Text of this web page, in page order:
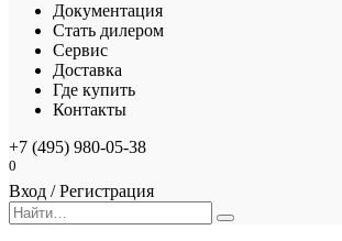
Документация
Стать дилером
Сервис
Доставка
Где купить
Контакты
+7 (495) 980-05-38
0
Вход / Регистрация
Search
for: